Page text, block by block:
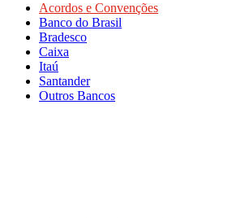
Acordos e Convenções
Banco do Brasil
Bradesco
Caixa
Itaú
Santander
Outros Bancos